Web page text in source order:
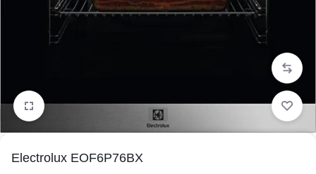
1/4
Electrolux EOF6P76BX